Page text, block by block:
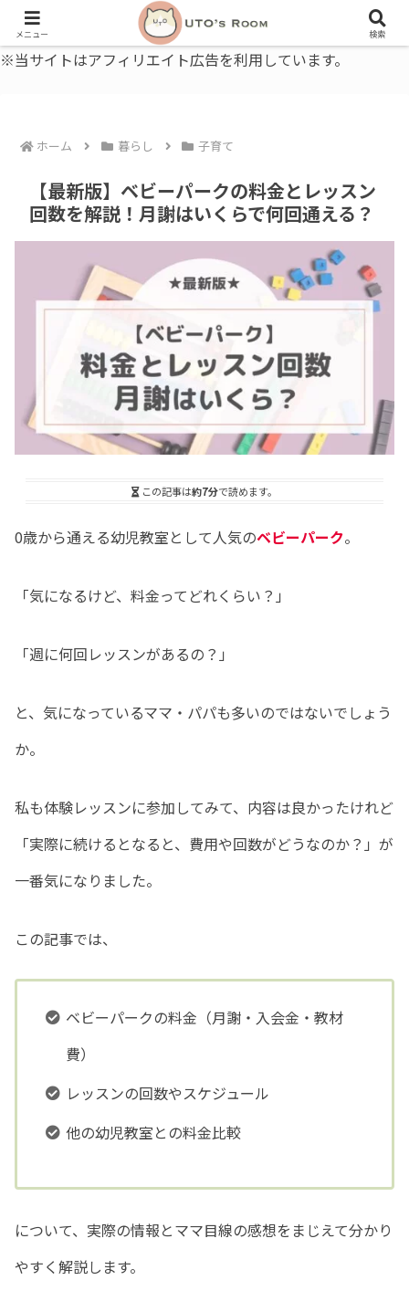
うとの部屋｜毎日に、ちょっと役立つ色と暮らし、健康のこと。
※当サイトはアフィリエイト広告を利用しています。
ホーム 暮らし 子育て
【最新版】ベビーパークの料金とレッスン
回数を解説！月謝はいくらで何回通える？
この記事は約7分で読めます。
0歳から通える幼児教室として人気のベビーパーク。
「気になるけど、料金ってどれくらい？」
「週に何回レッスンがあるの？」
と、気になっているママ・パパも多いのではないでしょう
か。
私も体験レッスンに参加してみて、内容は良かったけれど
「実際に続けるとなると、費用や回数がどうなのか？」が
一番気になりました。
この記事では、
ベビーパークの料金（月謝・入会金・教材
費）
レッスンの回数やスケジュール
他の幼児教室との料金比較
について、実際の情報とママ目線の感想をまじえて分かり
やすく解説します。
メニュー 検索